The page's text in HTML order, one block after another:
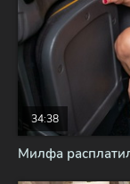
Милфа
34:38